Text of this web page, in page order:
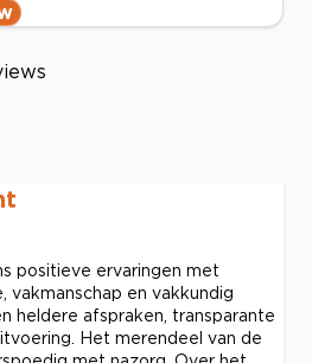
positieve ervaringen met
vakmanschap en vakkundig
heldere afspraken, transparante
Het merendeel van de